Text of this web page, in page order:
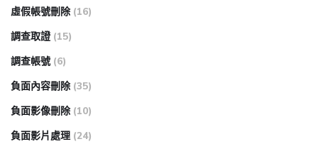
虛假帳號刪除 (16)
調查取證 (15)
調查帳號 (6)
負面內容刪除 (35)
負面影像刪除 (10)
負面影片處理 (24)